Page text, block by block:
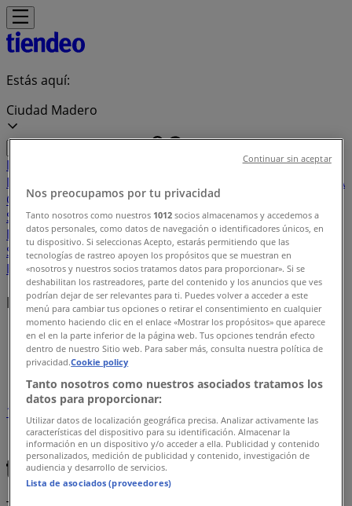
Estás aquí:
Ciudad Madero
Destacados
Departamentales
El Regreso A
Clases HogarFarmacias y
SaludElectrónicaFerreteríasSalud y
BellezaRestaurantesAutosBancos y
ServiciosDeporteLibrerías y PapeleríasOcioNiños
EntretenimientoÓpticas
Marcas locales
Tiendeo en Ciudad Madero»
Índice marcas
1
iphone
Coca Cola Misoprostol
Nos preocupamos por tu privacidad
Tanto nosotros como nuestros 1012 socios almacenamos y accedemos a
datos personales, como datos de navegación o identificadores únicos, en
tu dispositivo. Si seleccionas Acepto, estarás permitiendo que las
tecnologías de rastreo apoyen los propósitos que se muestran en
«nosotros y nuestros socios tratamos datos para proporcionar». Si se
deshabilitan los rastreadores, parte del contenido y los anuncios que ves
podrían dejar de ser relevantes para ti. Puedes volver a acceder a este
menú para cambiar tus opciones o retirar el consentimiento en cualquier
momento haciendo clic en el enlace «Mostrar los propósitos» que aparece
en el en la parte inferior de la página web. Tus opciones tendrán efecto
dentro de nuestro Sitio web. Para saber más, consulta nuestra política de
privacidad.Cookie policy
Tanto nosotros como nuestros asociados tratamos los
datos para proporcionar:
Utilizar datos de localización geográfica precisa. Analizar activamente las
características del dispositivo para su identificación. Almacenar la
información en un dispositivo y/o acceder a ella. Publicidad y contenido
personalizados, medición de publicidad y contenido, investigación de
audiencia y desarrollo de servicios.
Lista de asociados (proveedores)
Continuar sin aceptar